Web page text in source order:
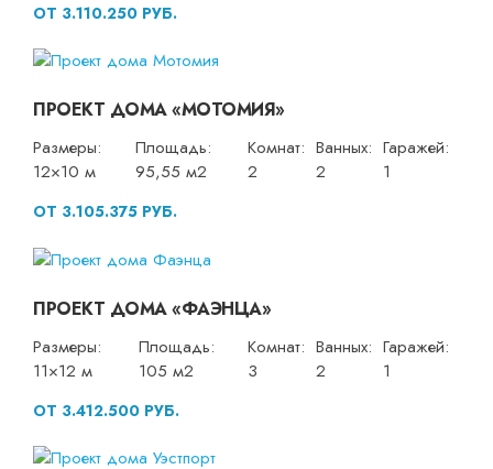
ОТ 3.110.250 РУБ.
ПРОЕКТ ДОМА «МОТОМИЯ»
Размеры:
12×10 м
Площадь:
95,55 м2
Комнат:
2
Ванных:
2
Гаражей:
1
ОТ 3.105.375 РУБ.
ПРОЕКТ ДОМА «ФАЭНЦА»
Размеры:
11×12 м
Площадь:
105 м2
Комнат:
3
Ванных:
2
Гаражей:
1
ОТ 3.412.500 РУБ.